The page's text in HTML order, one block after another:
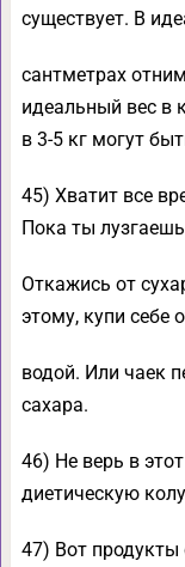
существует. В
сантметрах
идеальный вес в
в 3-5 кг могут
45) Хватит все
Пока ты
Откажись от
этому, купи себе
водой. Или чаек
сахара.
46) Не верь в
диетическую
47) Вот продукты